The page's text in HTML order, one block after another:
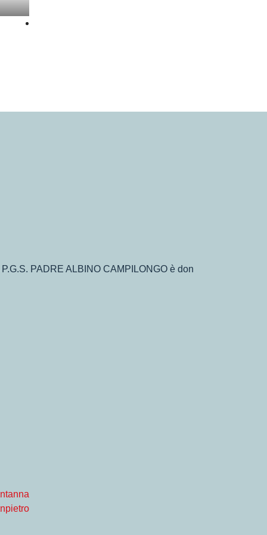
PADRE ALBINO CAMPILONGO è don